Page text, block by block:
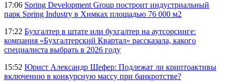
17:06 Spring Development Group построит индустриальный
парк Spring Industry в Химках площадью 76 000 м2
17:22 Бухгалтер в штате или бухгалтер на аутсорсинге:
компания «Бухгалтерский Квартал» рассказала, какого
специалиста выбрать в 2026 году
15:52 Юрист Александр Шефер: Подлежат ли криптоактивы
включению в конкурсную массу при банкротстве?